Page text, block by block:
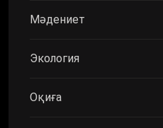
Мәдениет
Экология
Оқиға